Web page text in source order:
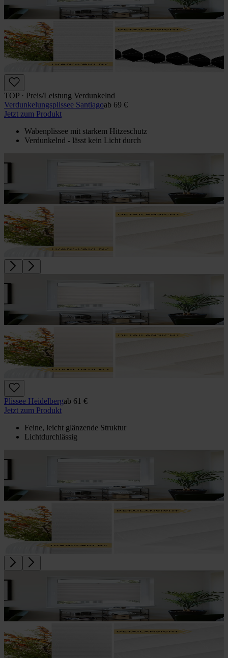
TOP · Preis/Leistung Verdunkelnd
Verdunkelungs­plissee Santiagoab 69 €
Jetzt zum Produkt
Wabenplissee mit starkem Hitzeschutz
Verdunkelnd - lässt kein Licht durch
Plissee Heidelbergab 61 €
Jetzt zum Produkt
Feine, leicht glänzende Struktur
Lichtdurchlässig